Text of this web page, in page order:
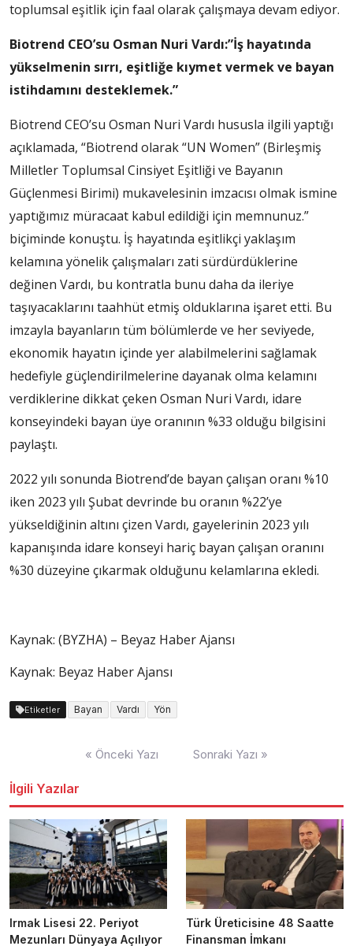
toplumsal eşitlik için faal olarak çalışmaya devam ediyor.
Biotrend CEO’su Osman Nuri Vardı:”İş hayatında
yükselmenin sırrı, eşitliğe kıymet vermek ve bayan
istihdamını desteklemek.”
Biotrend CEO’su Osman Nuri Vardı hususla ilgili yaptığı
açıklamada, “Biotrend olarak “UN Women” (Birleşmiş
Milletler Toplumsal Cinsiyet Eşitliği ve Bayanın
Güçlenmesi Birimi) mukavelesinin imzacısı olmak ismine
yaptığımız müracaat kabul edildiği için memnunuz.”
biçiminde konuştu. İş hayatında eşitlikçi yaklaşım
kelamına yönelik çalışmaları zati sürdürdüklerine
değinen Vardı, bu kontratla bunu daha da ileriye
taşıyacaklarını taahhüt etmiş olduklarına işaret etti. Bu
imzayla bayanların tüm bölümlerde ve her seviyede,
ekonomik hayatın içinde yer alabilmelerini sağlamak
hedefiyle güçlendirilmelerine dayanak olma kelamını
verdiklerine dikkat çeken Osman Nuri Vardı, idare
konseyindeki bayan üye oranının %33 olduğu bilgisini
paylaştı.
2022 yılı sonunda Biotrend’de bayan çalışan oranı %10
iken 2023 yılı Şubat devrinde bu oranın %22’ye
yükseldiğinin altını çizen Vardı, gayelerinin 2023 yılı
kapanışında idare konseyi hariç bayan çalışan oranını
%30 düzeyine çıkarmak olduğunu kelamlarına ekledi.
Kaynak: (BYZHA) – Beyaz Haber Ajansı
Kaynak: Beyaz Haber Ajansı
Etiketler Bayan Vardı Yön
« Önceki Yazı Sonraki Yazı »
İlgili Yazılar
Irmak Lisesi 22. Periyot
Mezunları Dünyaya Açılıyor
Türk Üreticisine 48 Saatte
Finansman İmkanı